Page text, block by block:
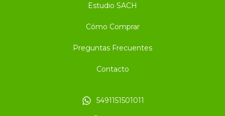
Estudio SACH
Cómo Comprar
Preguntas Frecuentes
Contacto
5491151501011